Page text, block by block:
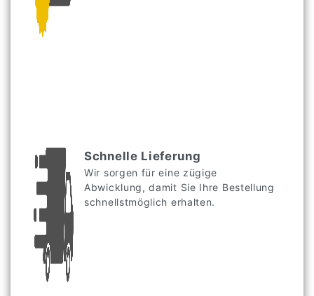
Schnelle Lieferung
Wir sorgen für eine zügige
Abwicklung, damit Sie Ihre Bestellung
schnellstmöglich erhalten.